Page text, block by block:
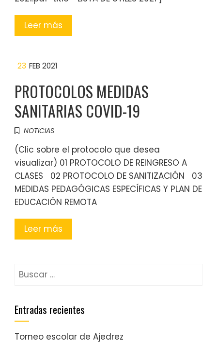
Leer más
23 FEB 2021
PROTOCOLOS MEDIDAS
SANITARIAS COVID-19
NOTICIAS
(Clic sobre el protocolo que desea
visualizar) 01 PROTOCOLO DE REINGRESO A
CLASES 02 PROTOCOLO DE SANITIZACIÓN 03
MEDIDAS PEDAGÓGICAS ESPECÍFICAS Y PLAN DE
EDUCACIÓN REMOTA
Leer más
Entradas recientes
Torneo escolar de Ajedrez